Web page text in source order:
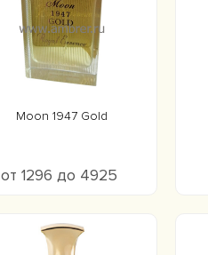
Moon 1947 Gold
от 1296 до 4925